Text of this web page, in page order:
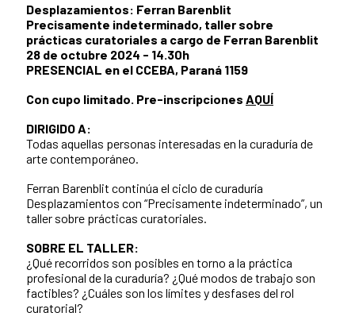
Desplazamientos: Ferran Barenblit
Precisamente indeterminado, taller sobre
prácticas curatoriales a cargo de Ferran Barenblit
28 de octubre 2024 - 14.30h
PRESENCIAL en el CCEBA, Paraná 1159
Con cupo limitado. Pre-inscripciones AQUÍ
DIRIGIDO A:
Todas aquellas personas interesadas en la curaduría de
arte contemporáneo.
Ferran Barenblit continúa el ciclo de curaduría
Desplazamientos con “Precisamente indeterminado”, un
taller sobre prácticas curatoriales.
SOBRE EL TALLER:
¿Qué recorridos son posibles en torno a la práctica
profesional de la curaduría? ¿Qué modos de trabajo son
factibles? ¿Cuáles son los límites y desfases del rol
curatorial?